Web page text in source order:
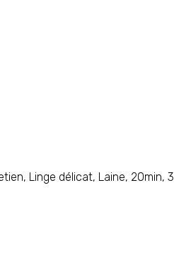
Linge délicat, Laine,